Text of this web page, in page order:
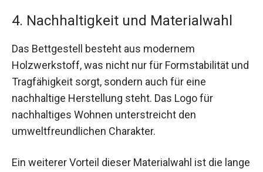
4. Nachhaltigkeit und Materialwahl
Das Bettgestell besteht aus modernem
Holzwerkstoff, was nicht nur für Formstabilität und
Tragfähigkeit sorgt, sondern auch für eine
nachhaltige Herstellung steht. Das Logo für
nachhaltiges Wohnen unterstreicht den
umweltfreundlichen Charakter.
Ein weiterer Vorteil dieser Materialwahl ist die lange